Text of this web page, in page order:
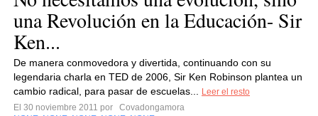
una Revolución en la Educación- Sir
Ken...
De manera conmovedora y divertida, continuando con su
legendaria charla en TED de 2006, Sir Ken Robinson plantea un
cambio radical, para pasar de escuelas...
Leer el resto
El 30 noviembre 2011 por
Covadongamora